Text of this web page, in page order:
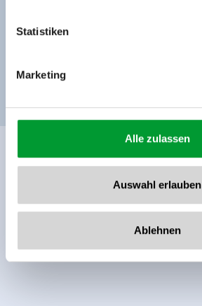
www.zillertalarena.com
Statistiken
Marketing
Alle zulassen
Auswahl erlauben
Ablehnen
right on the bus stop
Ratings